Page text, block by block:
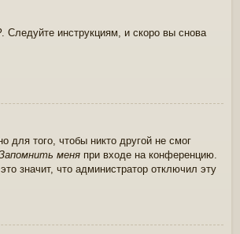
. Следуйте инструкциям, и скоро вы снова
для того, чтобы никто другой не смог
меня при входе на конференцию.
это значит, что администратор отключил эту